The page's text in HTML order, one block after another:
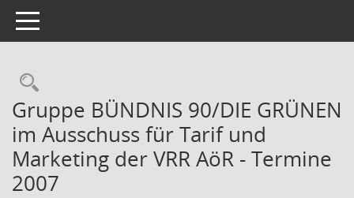
Toggle navigation
Rechercheauswahl
Gruppe BÜNDNIS 90/DIE GRÜNEN
im Ausschuss für Tarif und
Marketing der VRR AöR - Termine
2007